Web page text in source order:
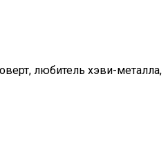
любитель хэви-металла,